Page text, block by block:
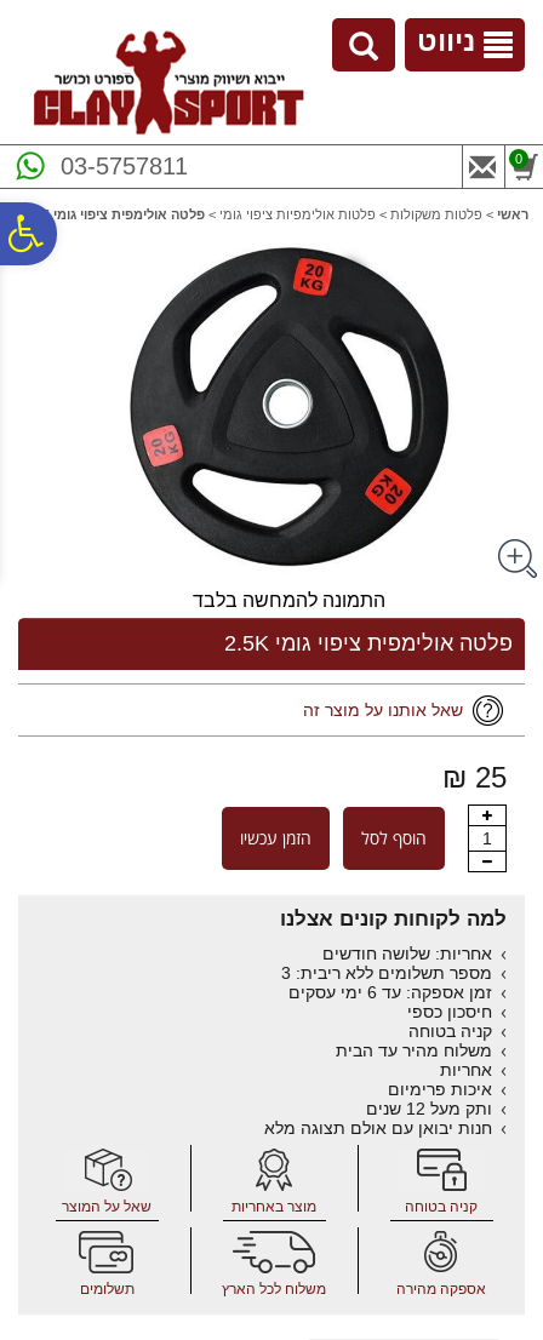
נגישות
ניווט
03-5757811 0
ראשי > פלטות משקולות > פלטות אולימפיות ציפוי גומי > פלטה אולימפית ציפוי גומי 2.5K
התמונה להמחשה בלבד
פלטה אולימפית ציפוי גומי 2.5K
שאל אותנו על מוצר זה
25 ₪
1 הוסף לסל הזמן עכשיו
למה לקוחות קונים אצלנו
אחריות: שלושה חודשים
מספר תשלומים ללא ריבית: 3
זמן אספקה: עד 6 ימי עסקים
חיסכון כספי
קניה בטוחה
משלוח מהיר עד הבית
אחריות
איכות פרימיום
ותק מעל 12 שנים
חנות יבואן עם אולם תצוגה מלא
קניה בטוחה מוצר באחריות שאל על המוצר
אספקה מהירה משלוח לכל הארץ תשלומים